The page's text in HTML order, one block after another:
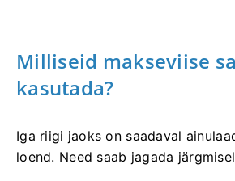
Milliseid makseviise
kasutada?
Iga riigi jaoks on saadaval
loend. Need saab jagada